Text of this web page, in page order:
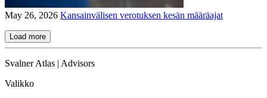
May 26, 2026 Kansainvälisen verotuksen kesän määräajat
Load more
Svalner Atlas | Advisors
Valikko